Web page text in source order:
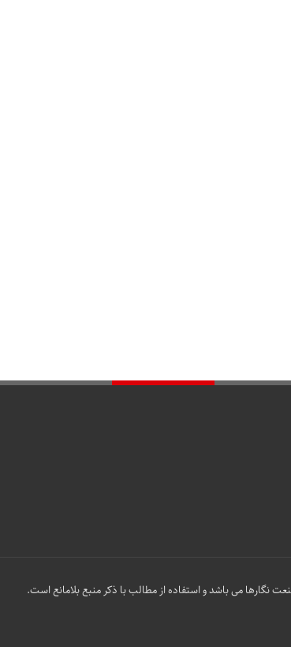
نگارها می باشد و استفاده از مطالب با ذکر منبع بلامانع است.